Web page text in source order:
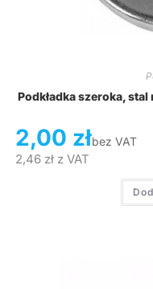
Podkładka szeroka,
2,00 złbez VAT
2,46 złz VAT